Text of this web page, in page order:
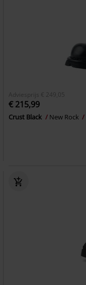
Adviesprijs € 249,05
€ 215,99
Crust Black New Rock